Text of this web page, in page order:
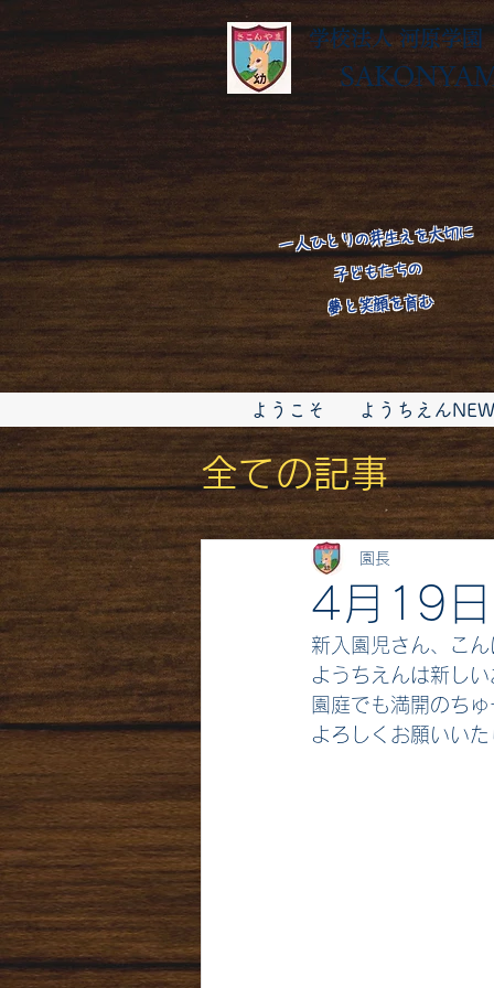
学校法人 河原学園
​一人ひとりの芽生えを大切に
子どもたちの
​夢と笑顔を育む
ようこそ ようちえん
全ての記事
4月19
園長
新入園児さん、こ
ようちえんは新し
園庭でも満開のち
よろしくお願いい